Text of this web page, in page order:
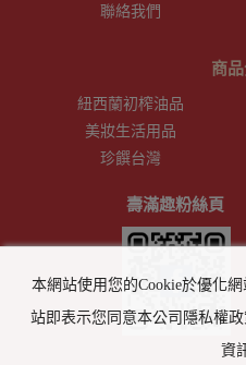
聯絡我們
商
紐西蘭初榨油品
美妝生活用品
珍饌台灣
壽滿趣粉絲頁
本網站使用您的Cookie於優化
站即表示您同意本公司隱私權
資